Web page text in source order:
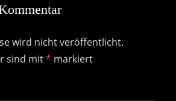
wird nicht veröffentlicht.
sind mit* markiert